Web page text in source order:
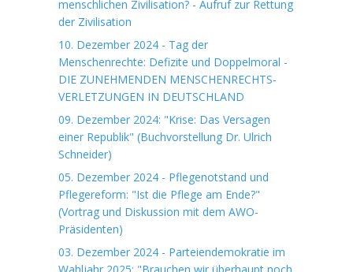
menschlichen Zivilisation? - Aufruf zur Rettung
der Zivilisation
10. Dezember 2024 - Tag der
Menschenrechte: Defizite und Doppelmoral -
DIE ZUNEHMENDEN MENSCHENRECHTS-
VERLETZUNGEN IN DEUTSCHLAND
09. Dezember 2024: "Krise: Das Versagen
einer Republik" (Buchvorstellung Dr. Ulrich
Schneider)
05. Dezember 2024 - Pflegenotstand und
Pflegereform: "Ist die Pflege am Ende?"
(Vortrag und Diskussion mit dem AWO-
Präsidenten)
03. Dezember 2024 - Parteiendemokratie im